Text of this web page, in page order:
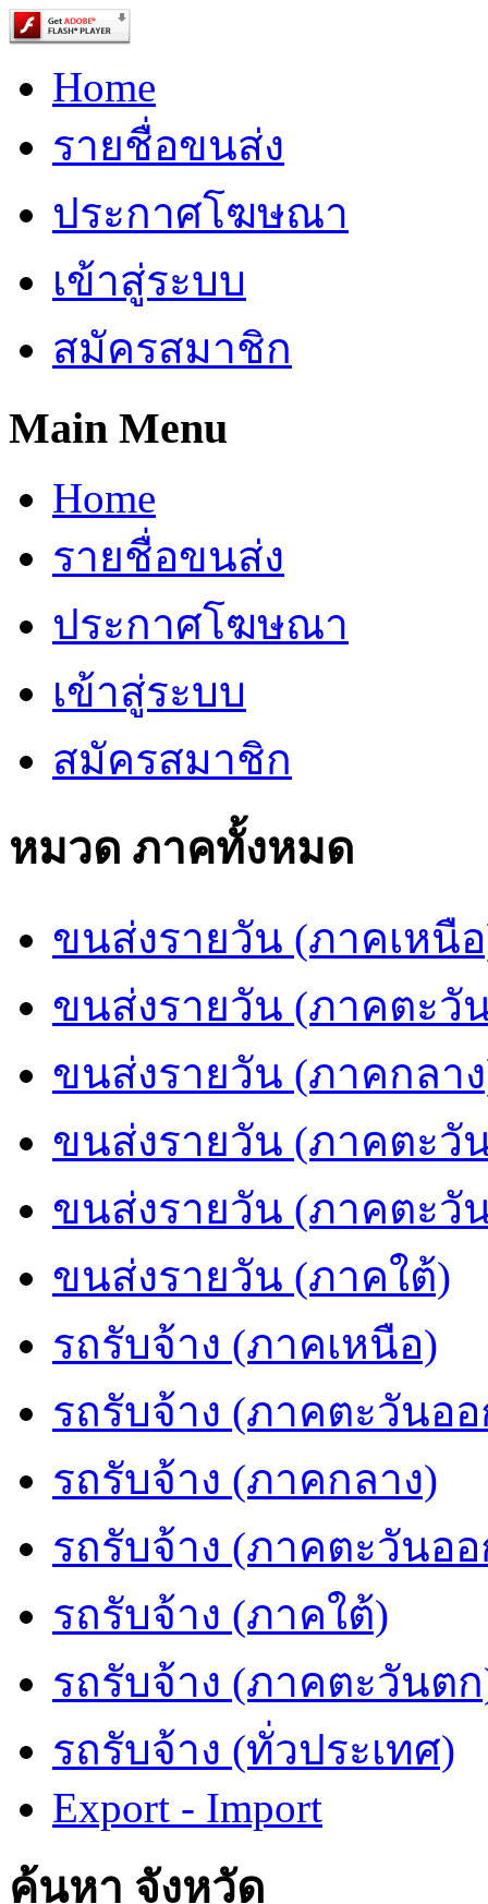
Home
รายชื่อขนส่ง
ประกาศโฆษณา
เข้าสู่ระบบ
สมัครสมาชิก
Main Menu
Home
รายชื่อขนส่ง
ประกาศโฆษณา
เข้าสู่ระบบ
สมัครสมาชิก
หมวด ภาคทั้งหมด
ขนส่งรายวัน (ภาคเหนื
ขนส่งรายวัน (ภาคตะวั
ขนส่งรายวัน (ภาคกลา
ขนส่งรายวัน (ภาคตะวั
ขนส่งรายวัน (ภาคตะวั
ขนส่งรายวัน (ภาคใต้)
รถรับจ้าง (ภาคเหนือ)
รถรับจ้าง (ภาคตะวันออ
รถรับจ้าง (ภาคกลาง)
รถรับจ้าง (ภาคตะวันอ
รถรับจ้าง (ภาคใต้)
รถรับจ้าง (ภาคตะวันต
รถรับจ้าง (ทั่วประเทศ)
Export - Import
ค้นหา จังหวัด